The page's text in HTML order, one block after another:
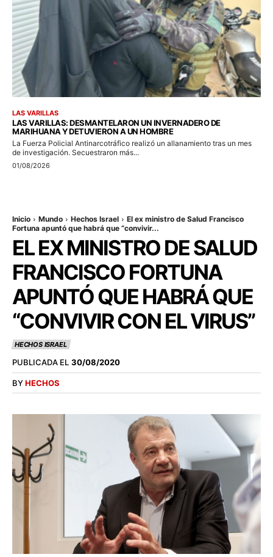
LAS VARILLAS
LAS VARILLAS: DESMANTELARON UN INVERNADERO DE
MARIHUANA Y DETUVIERON A UN HOMBRE
La Fuerza Policial Antinarcotráfico realizó un allanamiento tras un mes
de investigación. Secuestraron más...
01/08/2026